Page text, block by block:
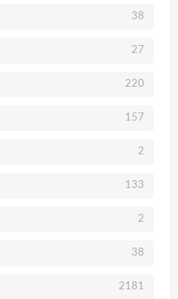
38
27
220
157
2
133
2
38
2181